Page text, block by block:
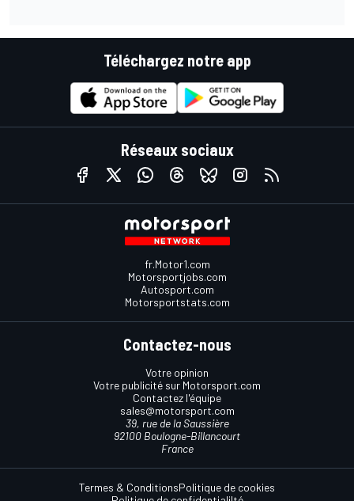
Téléchargez notre app
Réseaux sociaux
fr.Motor1.com
Motorsportjobs.com
Autosport.com
Motorsportstats.com
Contactez-nous
Votre opinion
Votre publicité sur Motorsport.com
Contactez l'équipe
sales@motorsport.com
39, rue de la Saussière
92100 Boulogne-Billancourt
France
Termes & ConditionsPolitique de cookies